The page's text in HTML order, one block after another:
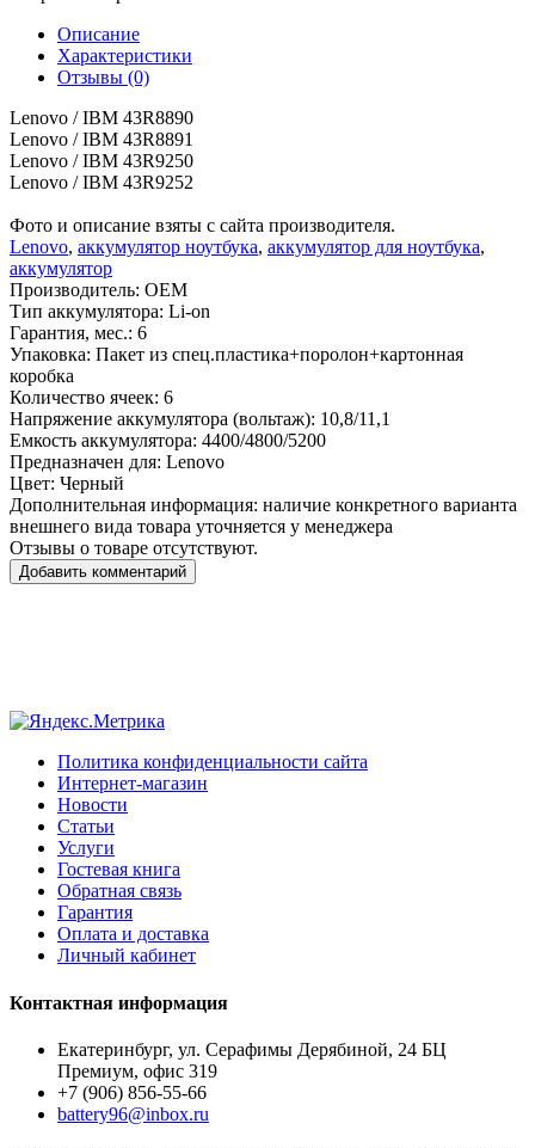
Описание
Характеристики
Отзывы (0)
Lenovo / IBM 43R8890
Lenovo / IBM 43R8891
Lenovo / IBM 43R9250
Lenovo / IBM 43R9252
Фото и описание взяты с сайта производителя.
Lenovo, аккумулятор ноутбука, аккумулятор для ноутбука,
аккумулятор
Производитель: OEM
Тип аккумулятора: Li-on
Гарантия, мес.: 6
Упаковка: Пакет из спец.пластика+поролон+картонная
коробка
Количество ячеек: 6
Напряжение аккумулятора (вольтаж): 10,8/11,1
Емкость аккумулятора: 4400/4800/5200
Предназначен для: Lenovo
Цвет: Черный
Дополнительная информация: наличие конкретного варианта
внешнего вида товара уточняется у менеджера
Отзывы о товаре отсутствуют.
Добавить комментарий
Политика конфиденциальности сайта
Интернет-магазин
Новости
Статьи
Услуги
Гостевая книга
Обратная связь
Гарантия
Оплата и доставка
Личный кабинет
Контактная информация
Екатеринбург, ул. Серафимы Дерябиной, 24 БЦ
Премиум, офис 319
+7 (906) 856-55-66
battery96@inbox.ru